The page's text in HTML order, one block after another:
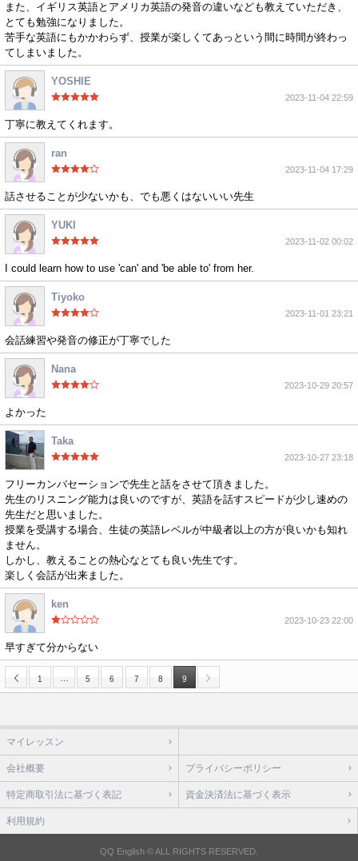
また、イギリス英語とアメリカ英語の発音の違いなども教えていただき、
とても勉強になりました。
苦手な英語にもかかわらず、授業が楽しくてあっという間に時間が終わっ
てしまいました。
YOSHIE
2023-11-04 22:59
丁寧に教えてくれます。
ran
2023-11-04 17:29
話させることが少ないかも、でも悪くはないいい先生
YUKI
2023-11-02 00:02
I could learn how to use 'can' and 'be able to' from her.
Tiyoko
2023-11-01 23:21
会話練習や発音の修正が丁寧でした
Nana
2023-10-29 20:57
よかった
Taka
2023-10-27 23:18
フリーカンバセーションで先生と話をさせて頂きました。
先生のリスニング能力は良いのですが、英語を話すスピードが少し速めの
先生だと思いました。
授業を受講する場合、生徒の英語レベルが中級者以上の方が良いかも知れ
ません。
しかし、教えることの熱心なとても良い先生です。
楽しく会話が出来ました。
ken
2023-10-23 22:00
早すぎて分からない
1 5 6 7 8 9
マイレッスン
会社概要 プライバシーポリシー
特定商取引法に基づく表記 資金決済法に基づく表示
利用規約
QQ English © ALL RIGHTS RESERVED.